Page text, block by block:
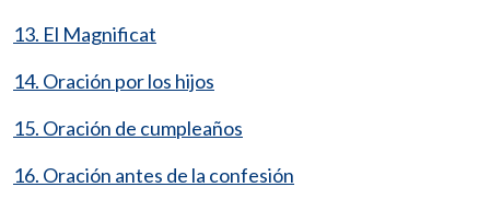
13. El Magnificat
14. Oración por los hijos
15. Oración de cumpleaños
16. Oración antes de la confesión